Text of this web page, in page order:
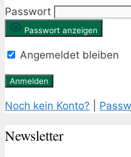
Passwort
Passwort anzeigen
Angemeldet bleiben
Noch kein Konto?
Newsletter